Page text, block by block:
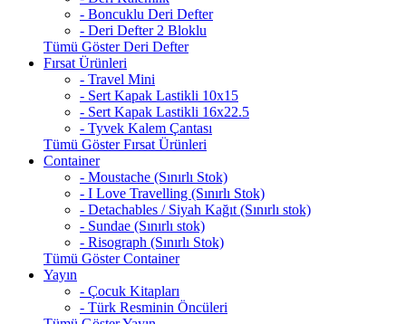
- Boncuklu Deri Defter
- Deri Defter 2 Bloklu
Tümü Göster Deri Defter
Fırsat Ürünleri
- Travel Mini
- Sert Kapak Lastikli 10x15
- Sert Kapak Lastikli 16x22.5
- Tyvek Kalem Çantası
Tümü Göster Fırsat Ürünleri
Container
- Moustache (Sınırlı Stok)
- I Love Travelling (Sınırlı Stok)
- Detachables / Siyah Kağıt (Sınırlı stok)
- Sundae (Sınırlı stok)
- Risograph (Sınırlı Stok)
Tümü Göster Container
Yayın
- Çocuk Kitapları
- Türk Resminin Öncüleri